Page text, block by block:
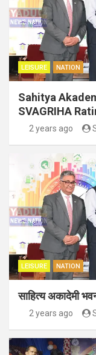
LEISURE NATION
Sahitya
SVAGRIHA
2 years ago
LEISURE NATION
साहित्य अकादेमी
2 years ago